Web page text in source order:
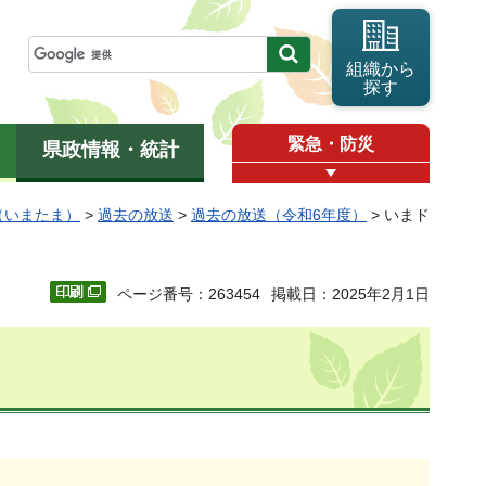
組織から
探す
県政情報・統計 緊急・防災
またま） > 過去の放送 > 過去の放送（令和6年度） > いまド
ページ番号：263454 掲載日：2025年2月1日